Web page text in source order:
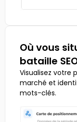
Où vous
bataille
Visualisez votre
marché et
mots-clés.